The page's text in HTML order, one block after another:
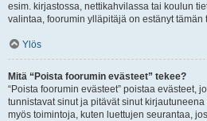
esim. kirjastossa, nettikahvilassa tai koulun
valintaa, foorumin ylläpitäjä on estänyt tämän
Ylös
Mitä “Poista foorumin evästeet” tekee?
“Poista foorumin evästeet” poistaa evästeet,
tunnistavat sinut ja pitävät sinut
myös toimintoja, kuten luettujen seurantaa,